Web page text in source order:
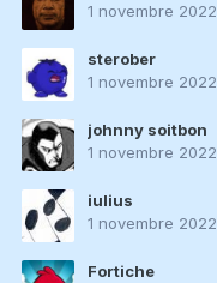
1 novembre 2022
sterober
1 novembre 2022
johnny soitbon
1 novembre 2022
iulius
1 novembre 2022
Fortiche